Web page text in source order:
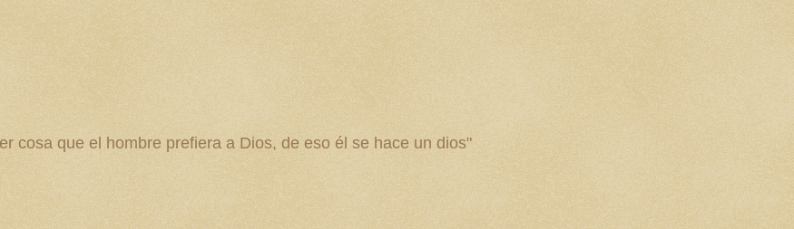
cosa que el hombre prefiera a Dios, de eso él se hace un dios"